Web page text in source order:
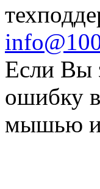
Если Вы
ошибку
мышью и